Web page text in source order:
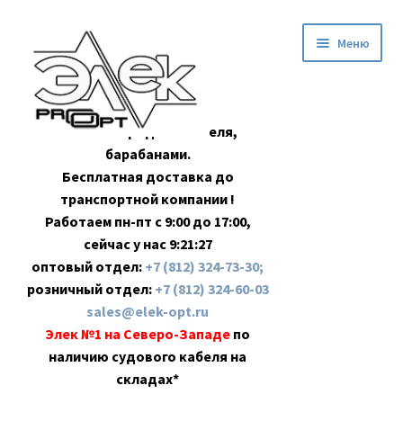
навигации
содержимому
Оптовая продажа кабеля,
барабанами.
Бесплатная доставка до
транспортной компании !
Работаем пн-пт с 9:00 до 17:00,
сейчас у нас 9:21:27
оптовый отдел: +7 (812) 324-73-30;
розничный отдел: +7 (812) 324-60-03
sales@elek-opt.ru
Элек №1 на Северо-Западе по
наличию судового кабеля на
складах*
Меню